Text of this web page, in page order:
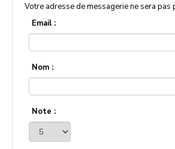
Votre adresse de messagerie ne sera pas
Email :
Nom :
Note :